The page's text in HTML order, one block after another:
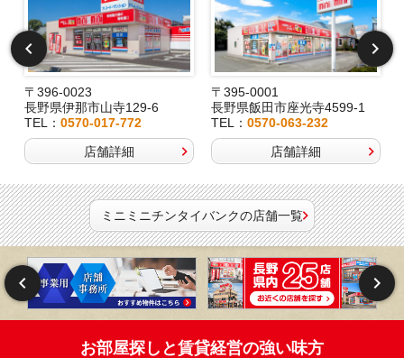
〒396-0023
長野県伊那市山寺129-6
TEL： 0570-017-772
店舗詳細
〒395-0001
長野県飯田市座光寺4599-1
TEL： 0570-063-232
店舗詳細
ミニミニチンタイバンクの店舗一覧
お部屋探しと賃貸経営の強い味方